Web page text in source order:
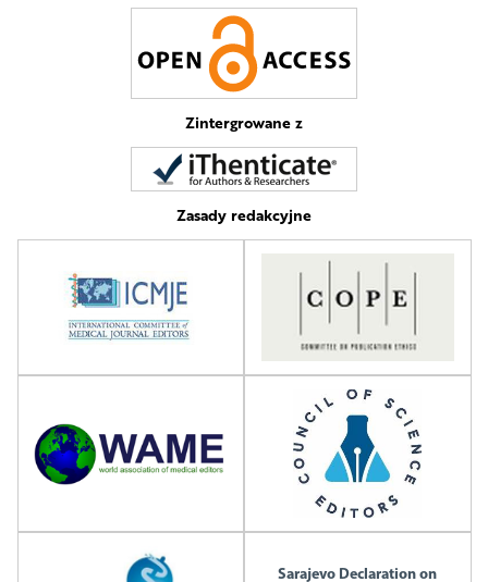
Zintergrowane z
Zasady redakcyjne
Sarajevo Declaration on